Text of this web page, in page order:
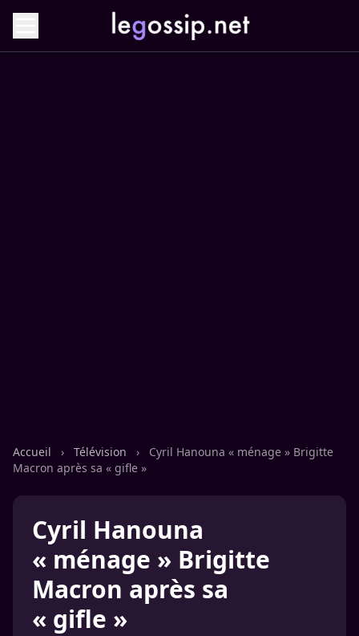
Accueil › Télévision ›
Cyril Hanouna « ménage » Brigitte
Macron après sa « gifle »
Cyril Hanouna
« ménage » Brigitte
Macron après sa
« gifle »